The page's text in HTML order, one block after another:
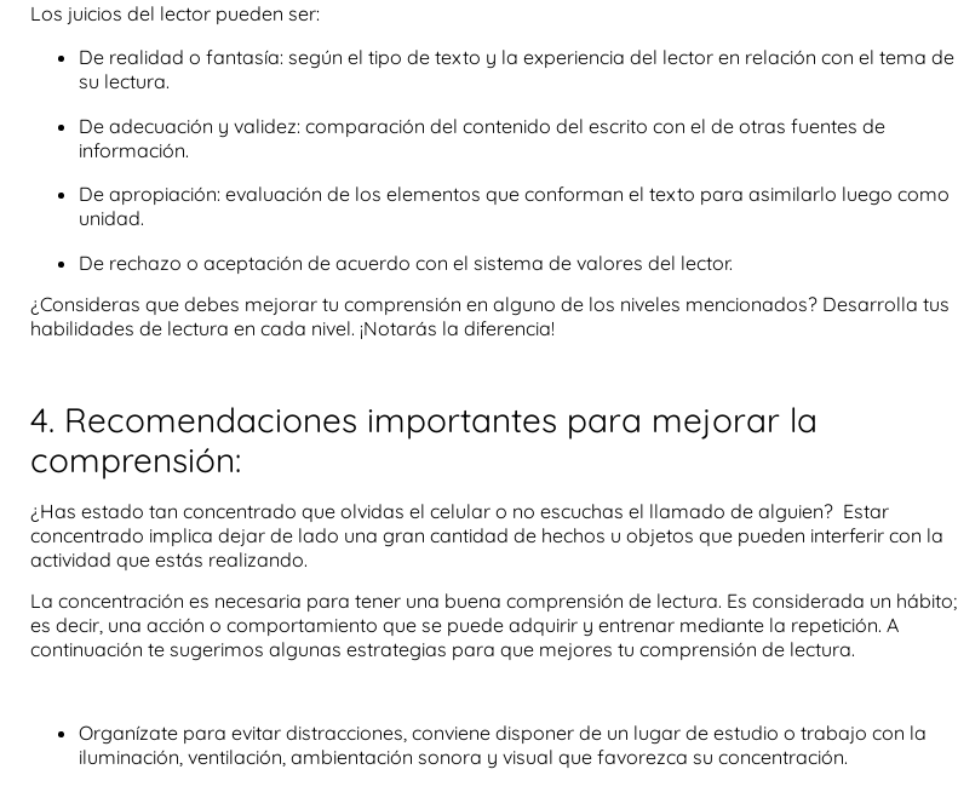
Los juicios del lector pueden ser:
De realidad o fantasía: según el tipo de texto y la experiencia del lector en relación con el tema de
su lectura.
De adecuación y validez: comparación del contenido del escrito con el de otras fuentes de
información.
De apropiación: evaluación de los elementos que conforman el texto para asimilarlo luego como
unidad.
De rechazo o aceptación de acuerdo con el sistema de valores del lector.
¿Consideras que debes mejorar tu comprensión en alguno de los niveles mencionados? Desarrolla tus
habilidades de lectura en cada nivel. ¡Notarás la diferencia!
4. Recomendaciones importantes para mejorar la
comprensión:
¿Has estado tan concentrado que olvidas el celular o no escuchas el llamado de alguien? Estar
concentrado implica dejar de lado una gran cantidad de hechos u objetos que pueden interferir con la
actividad que estás realizando.
La concentración es necesaria para tener una buena comprensión de lectura. Es considerada un hábito;
es decir, una acción o comportamiento que se puede adquirir y entrenar mediante la repetición. A
continuación te sugerimos algunas estrategias para que mejores tu comprensión de lectura.
Organízate para evitar distracciones, conviene disponer de un lugar de estudio o trabajo con la
iluminación, ventilación, ambientación sonora y visual que favorezca su concentración.